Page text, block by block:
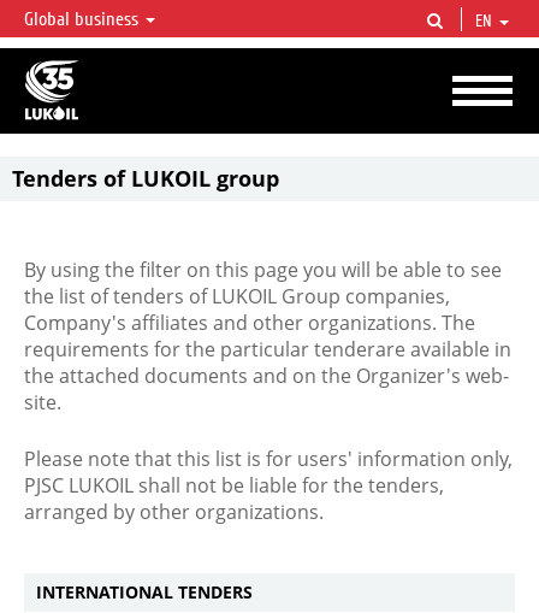
LUKOIL OVERVIEW
LUKOIL is one of the largest oil & gas vertical integrated companies in the world
accounting for over 2% of crude production and circa 1% of proved hydrocarbon
reserves globally.
Global business EN
Tenders of LUKOIL group
By using the filter on this page you will be able to see
the list of tenders of LUKOIL Group companies,
Company's affiliates and other organizations. The
requirements for the particular tenderare available in
the attached documents and on the Organizer's web-
site.
Please note that this list is for users' information only,
PJSC LUKOIL shall not be liable for the tenders,
arranged by other organizations.
INTERNATIONAL TENDERS